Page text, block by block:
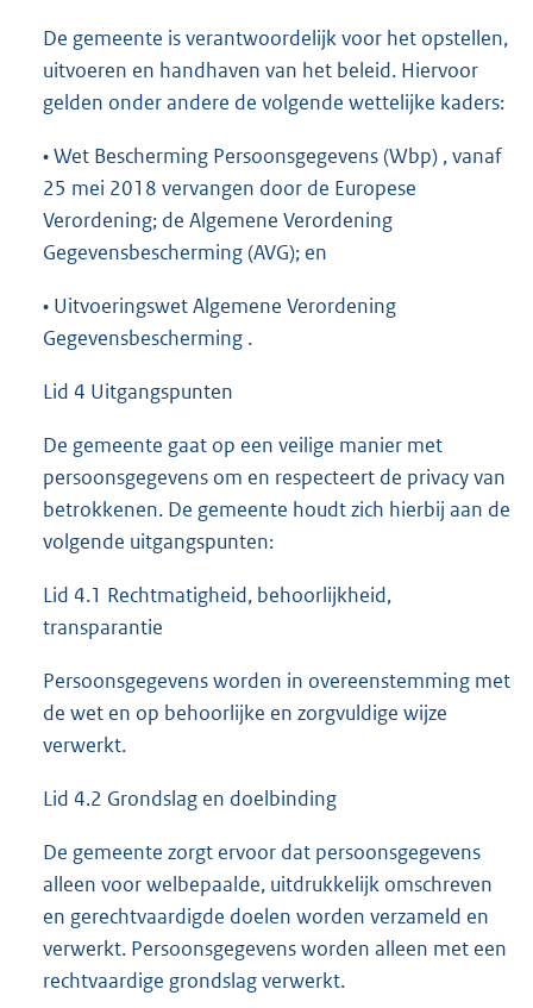
De gemeente is verantwoordelijk voor het opstellen,
uitvoeren en handhaven van het beleid. Hiervoor
gelden onder andere de volgende wettelijke kaders:
• Wet Bescherming Persoonsgegevens (Wbp) , vanaf
25 mei 2018 vervangen door de Europese
Verordening; de Algemene Verordening
Gegevensbescherming (AVG); en
• Uitvoeringswet Algemene Verordening
Gegevensbescherming .
Lid 4 Uitgangspunten
De gemeente gaat op een veilige manier met
persoonsgegevens om en respecteert de privacy van
betrokkenen. De gemeente houdt zich hierbij aan de
volgende uitgangspunten:
Lid 4.1 Rechtmatigheid, behoorlijkheid,
transparantie
Persoonsgegevens worden in overeenstemming met
de wet en op behoorlijke en zorgvuldige wijze
verwerkt.
Lid 4.2 Grondslag en doelbinding
De gemeente zorgt ervoor dat persoonsgegevens
alleen voor welbepaalde, uitdrukkelijk omschreven
en gerechtvaardigde doelen worden verzameld en
verwerkt. Persoonsgegevens worden alleen met een
rechtvaardige grondslag verwerkt.